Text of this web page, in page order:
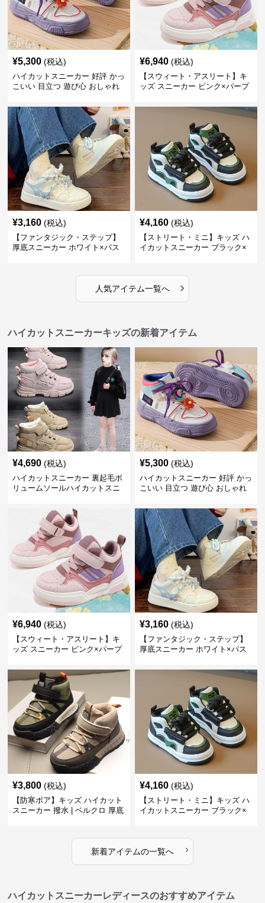
¥5,300 (税込)
ハイカットスニーカー 好評 かっ
こいい 目立つ 遊び心 おしゃれ
すべりにくい 快適歩行 グリップ
力
¥6,940 (税込)
【スウィート・アスリート】キ
ッズ スニーカー ピンク×パープ
ンソール ガールズ
¥3,160 (税込)
【ファンタジック・ステップ】
厚底スニーカー ホワイト×パス
¥4,160 (税込)
【ストリート・ミニ】キッズ ハ
イカットスニーカー ブラック×
人気アイテム一覧へ ›
ハイカットスニーカーキッズの新着アイテム
¥4,690 (税込)
ハイカットスニーカー 裏起毛ボ
リュームソールハイカットスニ
¥5,300 (税込)
ハイカットスニーカー 好評 かっ
こいい 目立つ 遊び心 おしゃれ
すべりにくい 快適歩行 グリップ
力
¥6,940 (税込)
【スウィート・アスリート】キ
ッズ スニーカー ピンク×パープ
ンソール ガールズ
¥3,160 (税込)
【ファンタジック・ステップ】
厚底スニーカー ホワイト×パス
チャンキーシューレース ガーリ
¥3,800 (税込)
【防寒ボア】キッズ ハイカット
スニーカー 撥水 | ベルクロ 厚底
¥4,160 (税込)
【ストリート・ミニ】キッズ ハ
イカットスニーカー ブラック×
新着アイテムの一覧へ ›
ハイカットスニーカーレディースのおすすめアイテム